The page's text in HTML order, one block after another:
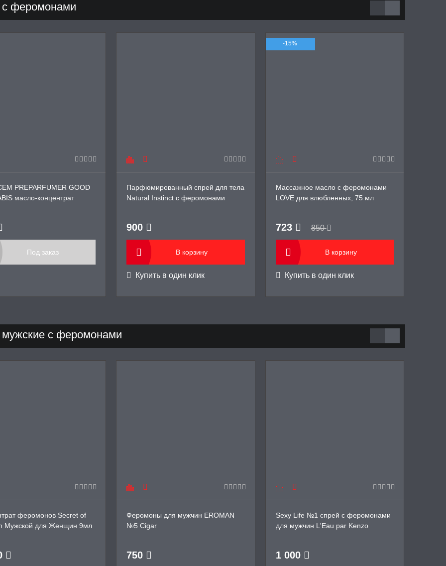
с феромонами
PREPARFUMER GOOD
масло-концентрат
Под заказ
Парфюмированный спрей для тела
Natural Instinct с феромонами
900
В корзину
Купить в один клик
-15%
Массажное масло с феромонами
LOVE для влюбленных, 75 мл
723 850
В корзину
Купить в один клик
мужские с феромонами
феромонов Secret of
Мужской для Женщин 9мл
Феромоны для мужчин EROMAN
№5 Cigar
750
Sexy Life №1 спрей с феромонами
для мужчин L'Eau par Kenzo
1 000